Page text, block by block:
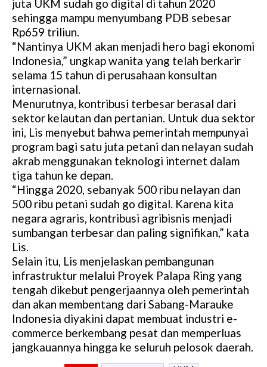
juta UKM sudah go digital di tahun 2020
sehingga mampu menyumbang PDB sebesar
Rp659 triliun.
“Nantinya UKM akan menjadi hero bagi ekonomi
Indonesia,” ungkap wanita yang telah berkarir
selama 15 tahun di perusahaan konsultan
internasional.
Menurutnya, kontribusi terbesar berasal dari
sektor kelautan dan pertanian. Untuk dua sektor
ini, Lis menyebut bahwa pemerintah mempunyai
program bagi satu juta petani dan nelayan sudah
akrab menggunakan teknologi internet dalam
tiga tahun ke depan.
“Hingga 2020, sebanyak 500 ribu nelayan dan
500 ribu petani sudah go digital. Karena kita
negara agraris, kontribusi agribisnis menjadi
sumbangan terbesar dan paling signifikan,” kata
Lis.
Selain itu, Lis menjelaskan pembangunan
infrastruktur melalui Proyek Palapa Ring yang
tengah dikebut pengerjaannya oleh pemerintah
dan akan membentang dari Sabang-Marauke
Indonesia diyakini dapat membuat industri e-
commerce berkembang pesat dan memperluas
jangkauannya hingga ke seluruh pelosok daerah.